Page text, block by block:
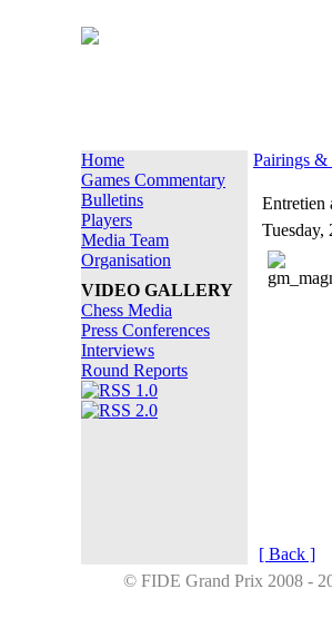
Home
Games Commentary
Bulletins
Players
Media Team
Organisation
VIDEO GALLERY
Chess Media
Press Conferences
Interviews
Round Reports
Pairings &
Entretien
[ Back ]
© FIDE Grand Prix 2008 -